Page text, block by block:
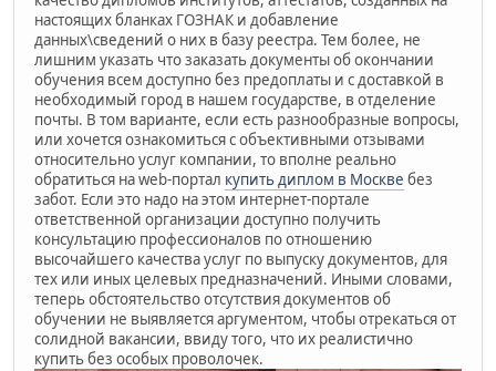
настоящих бланках ГОЗНАК и добавление
данных\сведений о них в базу реестра. Тем более, не
лишним указать что заказать документы об окончании
обучения всем доступно без предоплаты и с доставкой в
необходимый город в нашем государстве, в отделение
почты. В том варианте, если есть разнообразные вопросы,
или хочется ознакомиться с объективными отзывами
относительно услуг компании, то вполне реально
обратиться на web-портал купить диплом в Москве без
забот. Если это надо на этом интернет-портале
ответственной организации доступно получить
консультацию профессионалов по отношению
высочайшего качества услуг по выпуску документов, для
тех или иных целевых предназначений. Иными словами,
теперь обстоятельство отсутствия документов об
обучении не выявляется аргументом, чтобы отрекаться от
солидной вакансии, ввиду того, что их реалистично
купить без особых проволочек.